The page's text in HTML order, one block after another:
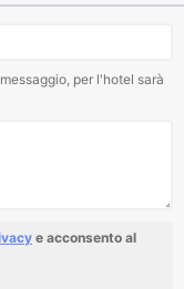
per l'hotel sarà
e acconsento al